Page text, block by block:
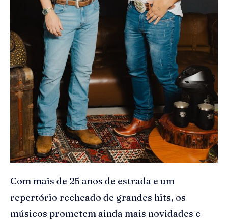
Com mais de 25 anos de estrada e um
repertório recheado de grandes hits, os
músicos prometem ainda mais novidades e